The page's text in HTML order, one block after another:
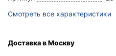
Смотреть все характеристики
Доставка в Москву